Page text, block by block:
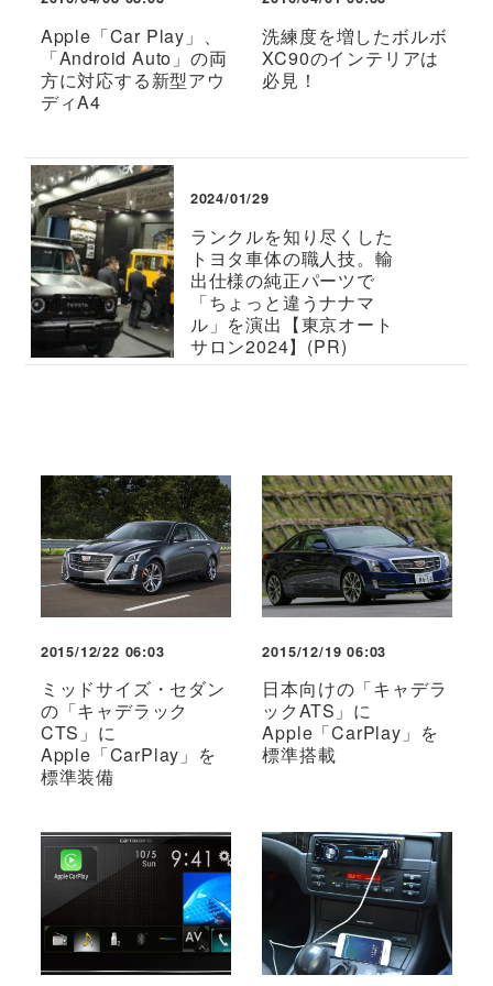
Apple「Car Play」、
「Android Auto」の両
方に対応する新型アウ
ディA4
洗練度を増したボルボ
XC90のインテリアは
必見！
2024/01/29
ランクルを知り尽くした
トヨタ車体の職人技。輸
出仕様の純正パーツで
「ちょっと違うナナマ
ル」を演出【東京オート
サロン2024】(PR)
2015/12/22 06:03
ミッドサイズ・セダン
の「キャデラック
CTS」に
Apple「CarPlay」を
標準装備
2015/12/19 06:03
日本向けの「キャデラ
ックATS」に
Apple「CarPlay」を
標準搭載